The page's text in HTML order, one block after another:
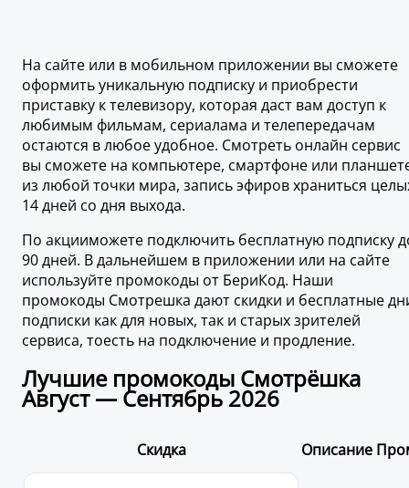
На сайте или в мобильном приложении вы сможете
оформить уникальную подписку и приобрести
приставку к телевизору, которая даст вам доступ к
любимым фильмам, сериалама и телепередачам
остаются в любое удобное. Смотреть онлайн сервис
вы сможете на компьютере, смартфоне или
из любой точки мира, запись эфиров храниться
14 дней со дня выхода.
По акцииможете подключить бесплатную подписку
90 дней. В дальнейшем в приложении или на сайте
используйте промокоды от БериКод. Наши
промокоды Смотрешка дают скидки и бесплатные
подписки как для новых, так и старых зрителей
сервиса, тоесть на подключение и продление.
Лучшие промокоды Смотрёшка
Август — Сентябрь 2026
Скидка Описание